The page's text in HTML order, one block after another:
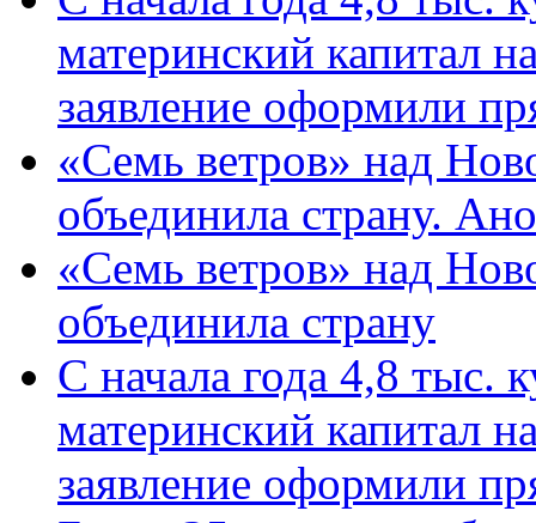
материнский капитал
заявление оформили
«Семь ветров» над
объединила страну.
«Семь ветров» над
объединила страну
С начала года 4,8 тыс.
материнский капитал
заявление оформили